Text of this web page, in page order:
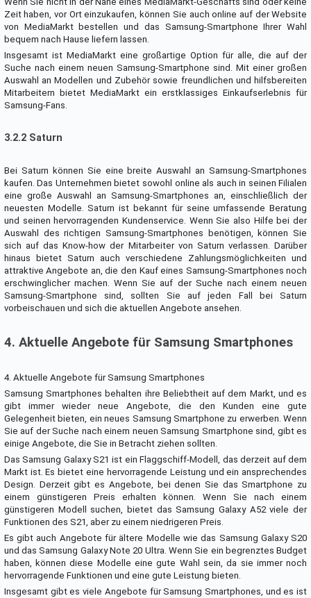
Zeit haben, vor Ort einzukaufen, können Sie auch online auf der Website
von MediaMarkt bestellen und das Samsung-Smartphone Ihrer Wahl
bequem nach Hause liefern lassen.
Insgesamt ist MediaMarkt eine großartige Option für alle, die auf der
Suche nach einem neuen Samsung-Smartphone sind. Mit einer großen
Auswahl an Modellen und Zubehör sowie freundlichen und hilfsbereiten
Mitarbeitern bietet MediaMarkt ein erstklassiges Einkaufserlebnis für
Samsung-Fans.
3.2.2 Saturn
Bei Saturn können Sie eine breite Auswahl an Samsung-Smartphones
kaufen. Das Unternehmen bietet sowohl online als auch in seinen Filialen
eine große Auswahl an Samsung-Smartphones an, einschließlich der
neuesten Modelle. Saturn ist bekannt für seine umfassende Beratung
und seinen hervorragenden Kundenservice. Wenn Sie also Hilfe bei der
Auswahl des richtigen Samsung-Smartphones benötigen, können Sie
sich auf das Know-how der Mitarbeiter von Saturn verlassen. Darüber
hinaus bietet Saturn auch verschiedene Zahlungsmöglichkeiten und
attraktive Angebote an, die den Kauf eines Samsung-Smartphones noch
erschwinglicher machen. Wenn Sie auf der Suche nach einem neuen
Samsung-Smartphone sind, sollten Sie auf jeden Fall bei Saturn
vorbeischauen und sich die aktuellen Angebote ansehen.
4. Aktuelle Angebote für Samsung Smartphones
4. Aktuelle Angebote für Samsung Smartphones
Samsung Smartphones behalten ihre Beliebtheit auf dem Markt, und es
gibt immer wieder neue Angebote, die den Kunden eine gute
Gelegenheit bieten, ein neues Samsung Smartphone zu erwerben. Wenn
Sie auf der Suche nach einem neuen Samsung Smartphone sind, gibt es
einige Angebote, die Sie in Betracht ziehen sollten.
Das Samsung Galaxy S21 ist ein Flaggschiff-Modell, das derzeit auf dem
Markt ist. Es bietet eine hervorragende Leistung und ein ansprechendes
Design. Derzeit gibt es Angebote, bei denen Sie das Smartphone zu
einem günstigeren Preis erhalten können. Wenn Sie nach einem
günstigeren Modell suchen, bietet das Samsung Galaxy A52 viele der
Funktionen des S21, aber zu einem niedrigeren Preis.
Es gibt auch Angebote für ältere Modelle wie das Samsung Galaxy S20
und das Samsung Galaxy Note 20 Ultra. Wenn Sie ein begrenztes Budget
haben, können diese Modelle eine gute Wahl sein, da sie immer noch
hervorragende Funktionen und eine gute Leistung bieten.
Insgesamt gibt es viele Angebote für Samsung Smartphones, und es ist